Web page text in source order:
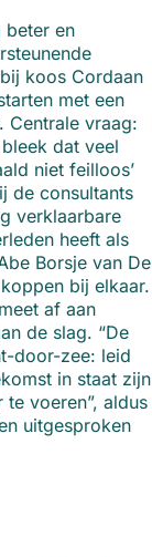
beter en
koos Cordaan
met een
Centrale vraag:
dat veel
niet feilloos’
de consultants
verklaarbare
heeft als
Borsje van De
bij elkaar.
af aan
de slag. “De
door-zee: leid
in staat zijn
voeren”, aldus
uitgesproken